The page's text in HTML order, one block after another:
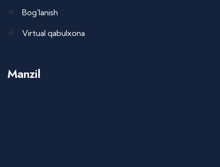
Bog'lanish
Virtual qabulxona
Manzil